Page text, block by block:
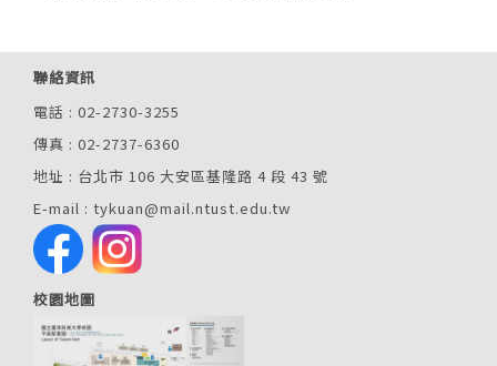
聯絡資訊
電話 : 02-2730-3255
傳真 : 02-2737-6360
地址 : 台北市 106 大安區基隆路 4 段 43 號
E-mail : tykuan@mail.ntust.edu.tw
校園地圖